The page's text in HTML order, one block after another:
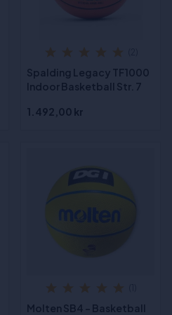
Spalding Legacy TF1000
Indoor Basketball Str. 7
1.492,00 kr
Molten SB4 - Basketball